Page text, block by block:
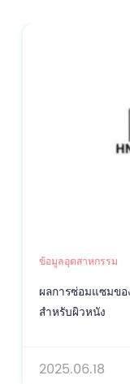
ข้อมูลอุตสาหกรรม
ผลการซ่อมแซมข
สำหรับผิวหนัง
2025.06.18